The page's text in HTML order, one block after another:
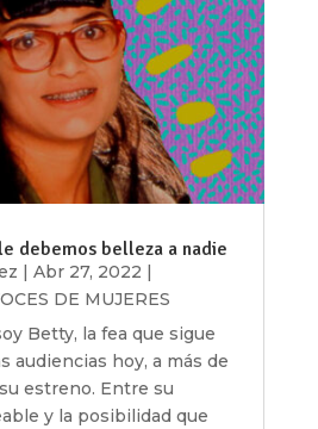
debemos belleza a nadie
| Abr 27, 2022 |
DE MUJERES
Betty, la fea que sigue
audiencias hoy, a más de
estreno. Entre su
y la posibilidad que